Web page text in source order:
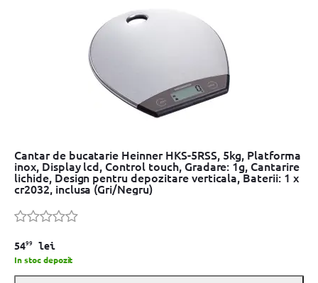
Cantar de bucatarie Heinner HKS-5RSS, 5kg, Platforma
inox, Display lcd, Control touch, Gradare: 1g, Cantarire
lichide, Design pentru depozitare verticala, Baterii: 1 x
cr2032, inclusa (Gri/Negru)
5499 lei
In stoc depozit